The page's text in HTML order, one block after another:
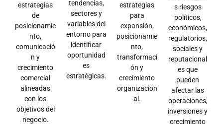
estrategias
de
posicionamie
nto,
comunicació
n y
crecimiento
comercial
alineadas
con los
objetivos del
negocio.
tendencias,
sectores y
variables del
entorno para
identificar
oportunidad
es
estratégicas.
estrategias
para
expansión,
posicionamie
nto,
transformaci
ón y
crecimiento
organizacion
al.
s riesgos
políticos,
económicos,
regulatorios,
sociales y
reputacional
es que
pueden
afectar las
operaciones,
inversiones y
crecimiento